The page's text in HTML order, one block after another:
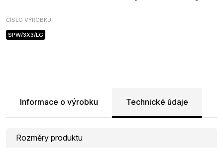
ČÍSLO VÝROBKU
SPW/3X3/LG
Informace o výrobku Technické údaje
Rozměry produktu